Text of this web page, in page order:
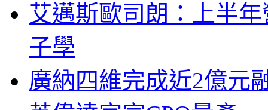
艾邁斯歐司朗：上半
子學
廣納四維完成近2億元